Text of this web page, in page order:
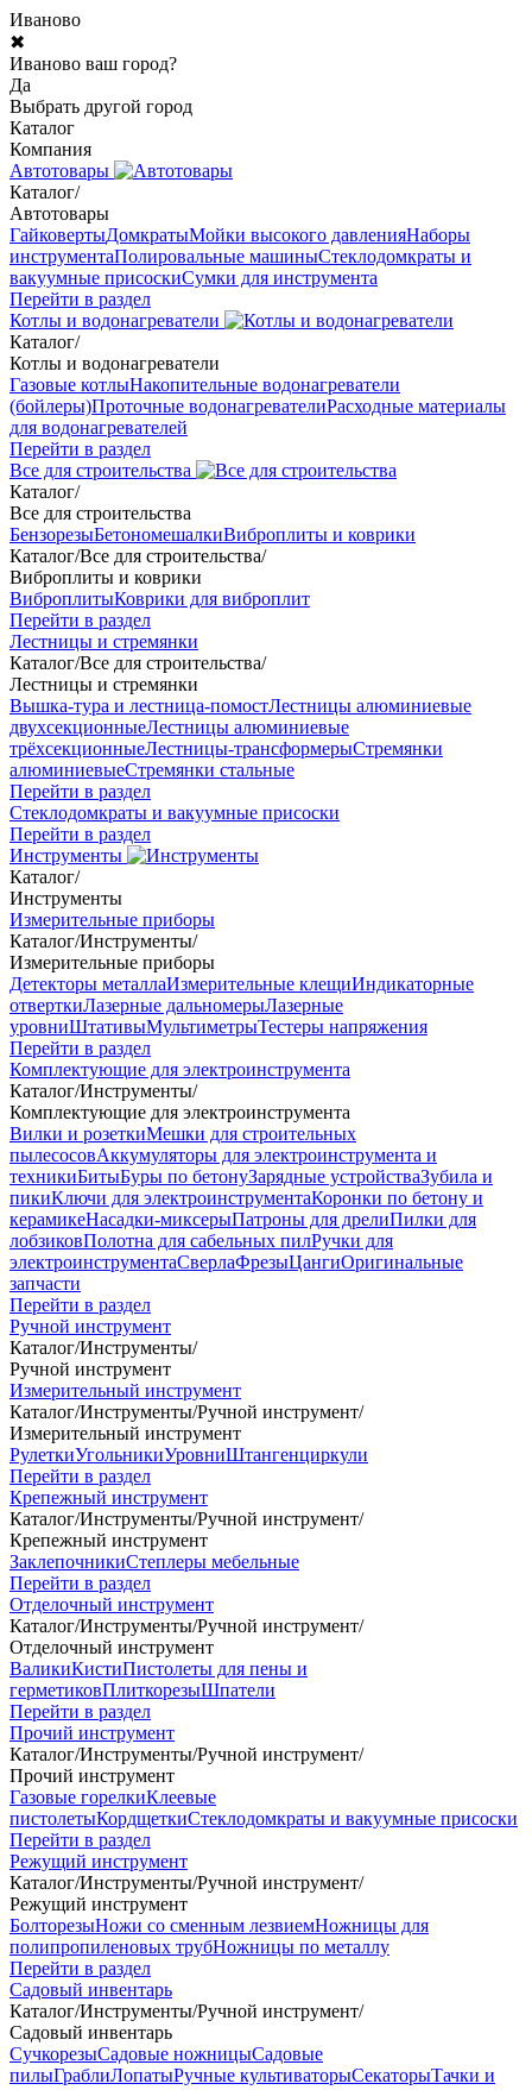
Иваново
✖
Иваново ваш город?
Да
Выбрать другой город
Каталог
Компания
Автотовары
Каталог/
Автотовары
ГайковертыДомкратыМойки высокого давленияНаборы
инструментаПолировальные машиныСтеклодомкраты и
вакуумные присоскиСумки для инструмента
Перейти в раздел
Котлы и водонагреватели
Каталог/
Котлы и водонагреватели
Газовые котлыНакопительные водонагреватели
(бойлеры)Проточные водонагревателиРасходные материалы
для водонагревателей
Перейти в раздел
Все для строительства
Каталог/
Все для строительства
БензорезыБетономешалкиВиброплиты и коврики
Каталог/Все для строительства/
Виброплиты и коврики
ВиброплитыКоврики для виброплит
Перейти в раздел
Лестницы и стремянки
Каталог/Все для строительства/
Лестницы и стремянки
Вышка-тура и лестница-помостЛестницы алюминиевые
двухсекционныеЛестницы алюминиевые
трёхсекционныеЛестницы-трансформерыСтремянки
алюминиевыеСтремянки стальные
Перейти в раздел
Стеклодомкраты и вакуумные присоски
Перейти в раздел
Инструменты
Каталог/
Инструменты
Измерительные приборы
Каталог/Инструменты/
Измерительные приборы
Детекторы металлаИзмерительные клещиИндикаторные
отверткиЛазерные дальномерыЛазерные
уровниШтативыМультиметрыТестеры напряжения
Перейти в раздел
Комплектующие для электроинструмента
Каталог/Инструменты/
Комплектующие для электроинструмента
Вилки и розеткиМешки для строительных
пылесосовАккумуляторы для электроинструмента и
техникиБитыБуры по бетонуЗарядные устройстваЗубила и
пикиКлючи для электроинструментаКоронки по бетону и
керамикеНасадки-миксерыПатроны для дрелиПилки для
лобзиковПолотна для сабельных пилРучки для
электроинструментаСверлаФрезыЦангиОригинальные
запчасти
Перейти в раздел
Ручной инструмент
Каталог/Инструменты/
Ручной инструмент
Измерительный инструмент
Каталог/Инструменты/Ручной инструмент/
Измерительный инструмент
РулеткиУгольникиУровниШтангенциркули
Перейти в раздел
Крепежный инструмент
Каталог/Инструменты/Ручной инструмент/
Крепежный инструмент
ЗаклепочникиСтеплеры мебельные
Перейти в раздел
Отделочный инструмент
Каталог/Инструменты/Ручной инструмент/
Отделочный инструмент
ВаликиКистиПистолеты для пены и
герметиковПлиткорезыШпатели
Перейти в раздел
Прочий инструмент
Каталог/Инструменты/Ручной инструмент/
Прочий инструмент
Газовые горелкиКлеевые
пистолетыКордщеткиСтеклодомкраты и вакуумные присоски
Перейти в раздел
Режущий инструмент
Каталог/Инструменты/Ручной инструмент/
Режущий инструмент
БолторезыНожи со сменным лезвиемНожницы для
полипропиленовых трубНожницы по металлу
Перейти в раздел
Садовый инвентарь
Каталог/Инструменты/Ручной инструмент/
Садовый инвентарь
СучкорезыСадовые ножницыСадовые
пилыГраблиЛопатыРучные культиваторыСекаторыТачки и